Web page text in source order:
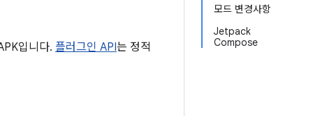
모드 변경사항
Jetpack
Compose
입니다. 플러그인 API는 정적